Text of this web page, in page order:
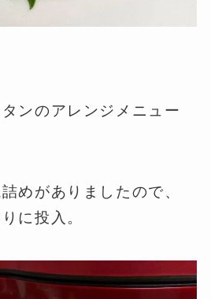
ンのアレンジメニュー
めがありましたので、
に投入。